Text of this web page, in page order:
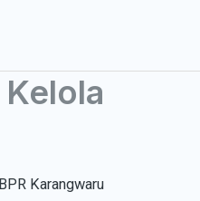
BPR Karangwaru